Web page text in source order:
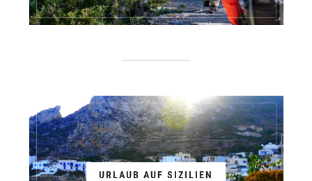
URLAUB AUF SIZILIEN